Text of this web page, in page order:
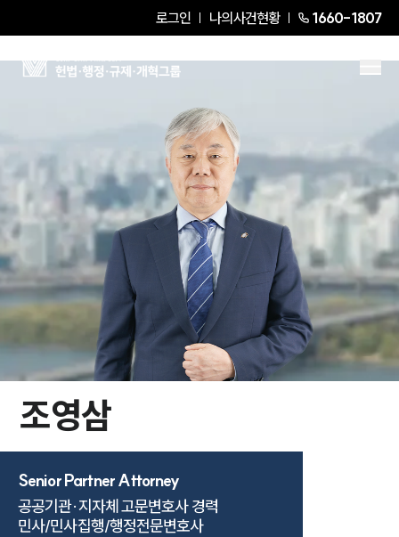
로그인 나의사건현황 1660-1807
조영삼Senior Partner Attorney
조영삼
Senior Partner Attorney
공공기관·지자체 고문변호사 경력
민사/민사집행/행정전문변호사